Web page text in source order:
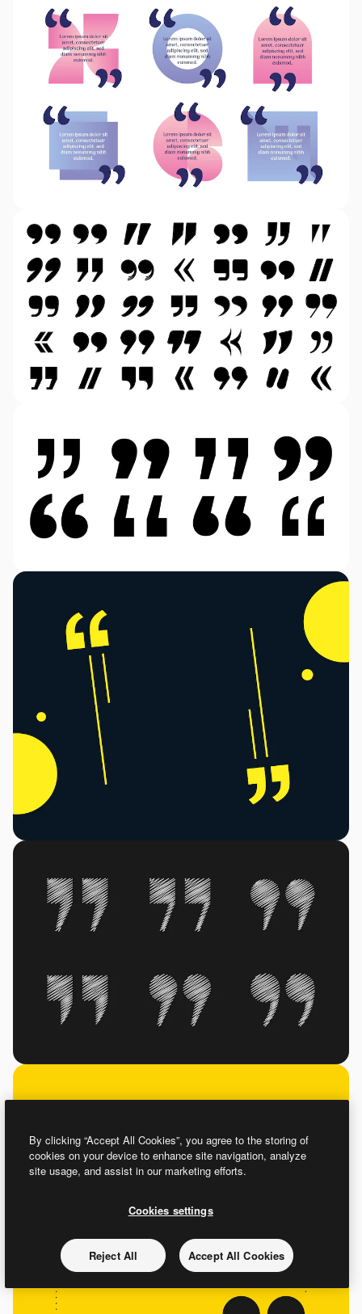
By clicking “Accept All Cookies”, you agree to the storing of
cookies on your device to enhance site navigation, analyze
site usage, and assist in our marketing efforts.
Cookies settings
Reject All Accept All Cookies